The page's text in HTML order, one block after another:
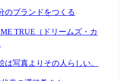
のブランドをつくる
は写真よりその人らしい。